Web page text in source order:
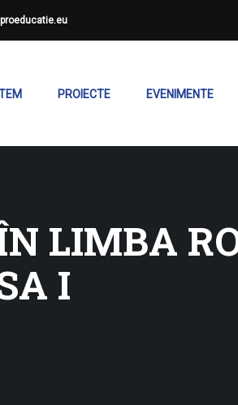
PROIECTE EVENIMENTE
LIMBA
I